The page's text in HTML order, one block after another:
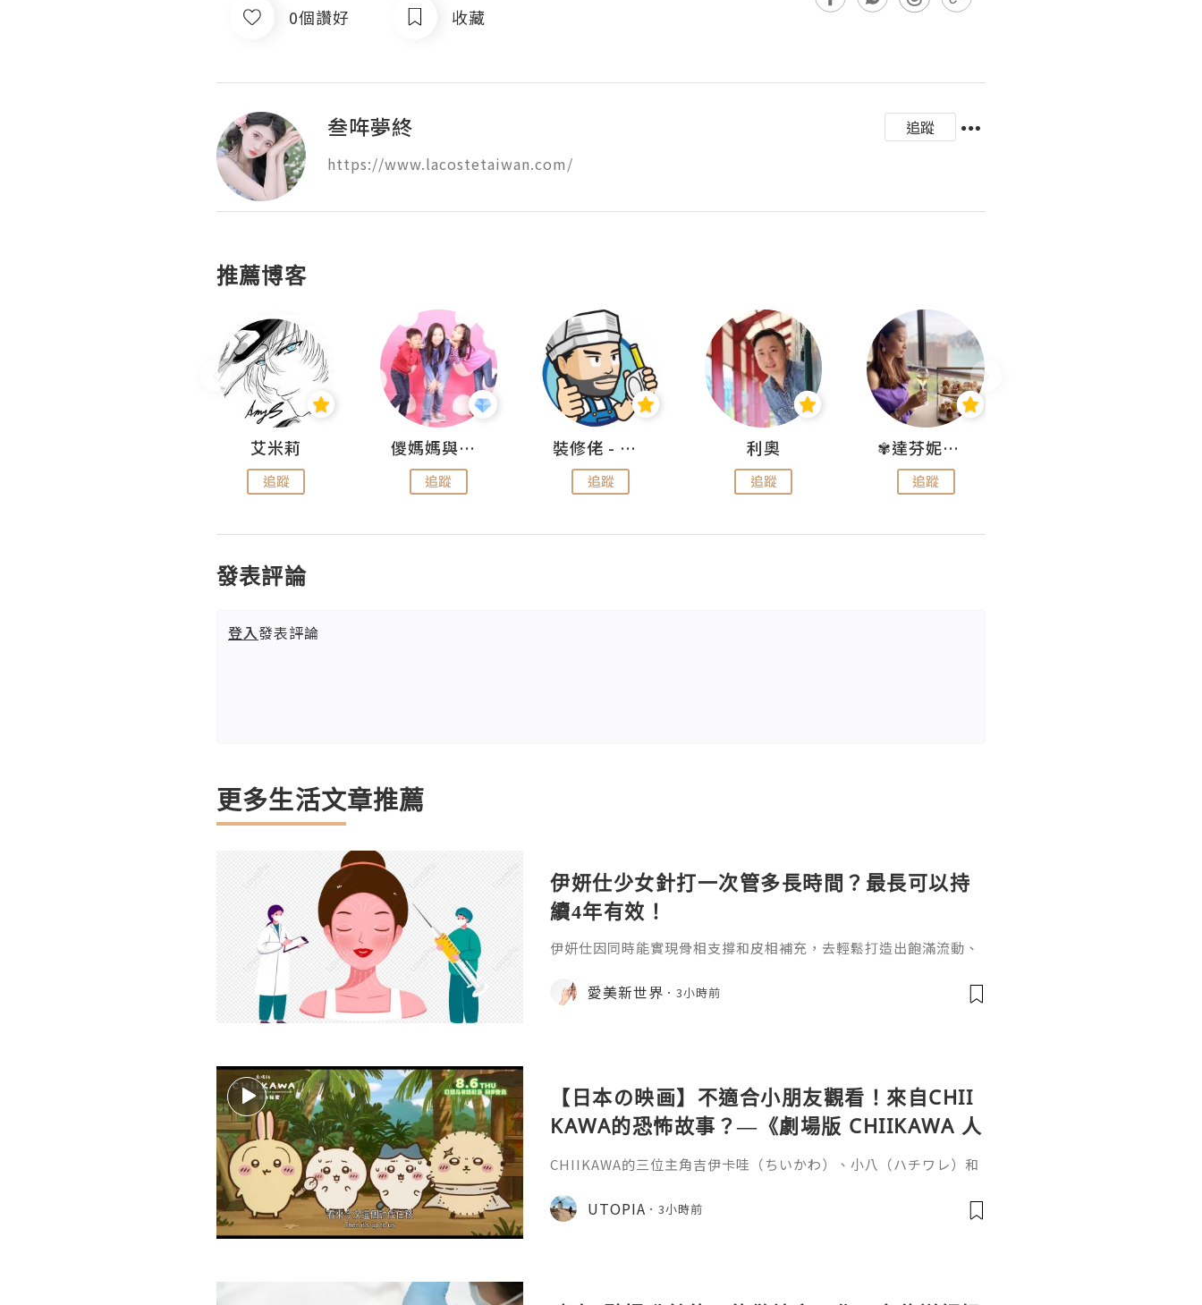
0個讚好 收藏
叁哖夢終
追蹤
https://www.lacostetaiwan.com/
推薦博客
艾米莉
追蹤
儍媽媽與兩隻小魔怪之家
追蹤
裝修佬 - 香港一站式網上裝修平台
追蹤
利奧
追蹤
✾達芬妮•愛孩子•愛生活✾
追蹤
發表評論
登入發表評論
更多生活文章推薦
伊妍仕少女針打一次管多長時間？最長可以持
續4年有效！
伊妍仕因同時能實現骨相支撐和皮相補充，去輕鬆打造出飽滿流動、
非永久，伊妍仕少女針打一次管多長時間？這個問題要從它的核心成
分邏輯和不同劑型的差異說起。1.區別於普通玻尿酸的長效再生邏輯
愛美新世界 3小時前
【日本の映画】不適合小朋友觀看！來自CHII
KAWA的恐怖故事？—《劇場版 CHIIKAWA 人
魚島的秘密》
CHIIKAWA的三位主角吉伊卡哇（ちいかわ）、小八（ハチワレ）和
關？《劇場版 CHIIKAWA 人魚島的秘密》（映画ちいかわ 人魚の
島のひみつ）講述兔兔在草地上休息的時候，突然收到一張傳單，邀
UTOPIA 3小時前